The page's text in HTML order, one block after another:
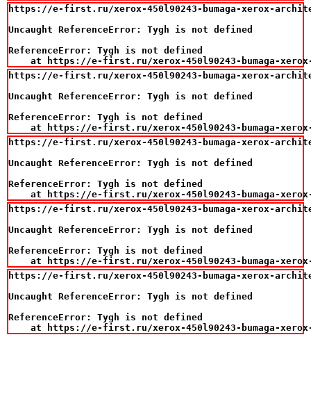
https://e-first.ru/xerox-450l90243-bumaga-xerox-
Uncaught ReferenceError: Tygh is not defined
ReferenceError: Tygh is not defined
at https://e-first.ru/xerox-450l90243-bumaga-
https://e-first.ru/xerox-450l90243-bumaga-xerox-
Uncaught ReferenceError: Tygh is not defined
ReferenceError: Tygh is not defined
at https://e-first.ru/xerox-450l90243-bumaga-
https://e-first.ru/xerox-450l90243-bumaga-xerox-
Uncaught ReferenceError: Tygh is not defined
ReferenceError: Tygh is not defined
at https://e-first.ru/xerox-450l90243-bumaga-
https://e-first.ru/xerox-450l90243-bumaga-xerox-
Uncaught ReferenceError: Tygh is not defined
ReferenceError: Tygh is not defined
at https://e-first.ru/xerox-450l90243-bumaga-
https://e-first.ru/xerox-450l90243-bumaga-xerox-
Uncaught ReferenceError: Tygh is not defined
ReferenceError: Tygh is not defined
at https://e-first.ru/xerox-450l90243-bumaga-